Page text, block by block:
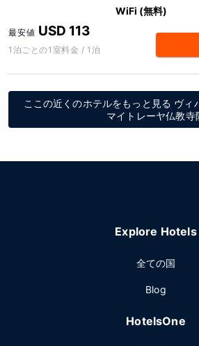
WiFi (無料)
最安値 USD 113
1泊ごとの1室料金 / 1泊
ここの近くのホテルをもっと見る ヴィ
マイトレーヤ仏教寺
Explore Hotels
全ての国
Blog
HotelsOne